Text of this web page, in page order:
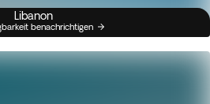
Libanon
benachrichtigen